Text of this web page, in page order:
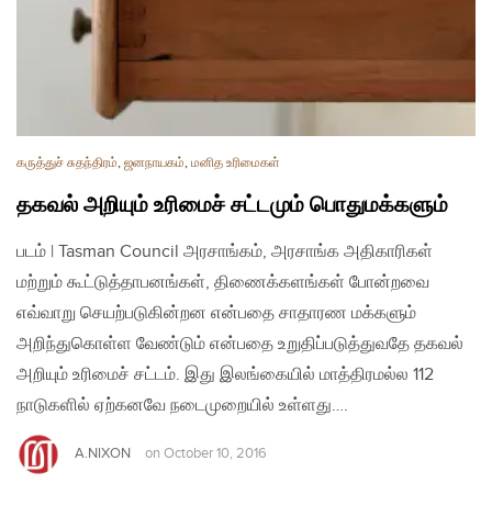
கருத்துச் சுதந்திரம், ஜனநாயகம், மனித உரிமைகள்
தகவல் அறியும் உரிமைச் சட்டமும் பொதுமக்களும்
படம் | Tasman Council அரசாங்கம், அரசாங்க அதிகாரிகள்
மற்றும் கூட்டுத்தாபனங்கள், திணைக்களங்கள் போன்றவை
எவ்வாறு செயற்படுகின்றன என்பதை சாதாரண மக்களும்
அறிந்துகொள்ள வேண்டும் என்பதை உறுதிப்படுத்துவதே தகவல்
அறியும் உரிமைச் சட்டம். இது இலங்கையில் மாத்திரமல்ல 112
நாடுகளில் ஏற்கனவே நடைமுறையில் உள்ளது….
A.NIXON on October 10, 2016